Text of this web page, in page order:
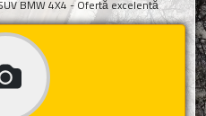
BMW 4X4 - Ofertă excelentă